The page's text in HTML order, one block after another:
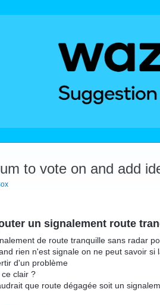
to vote on and add
un signalement route
de route tranquille sans radar
rien n'est signale on ne peut savoir
d'un problème
ce clair ?
que route dégagée soit un